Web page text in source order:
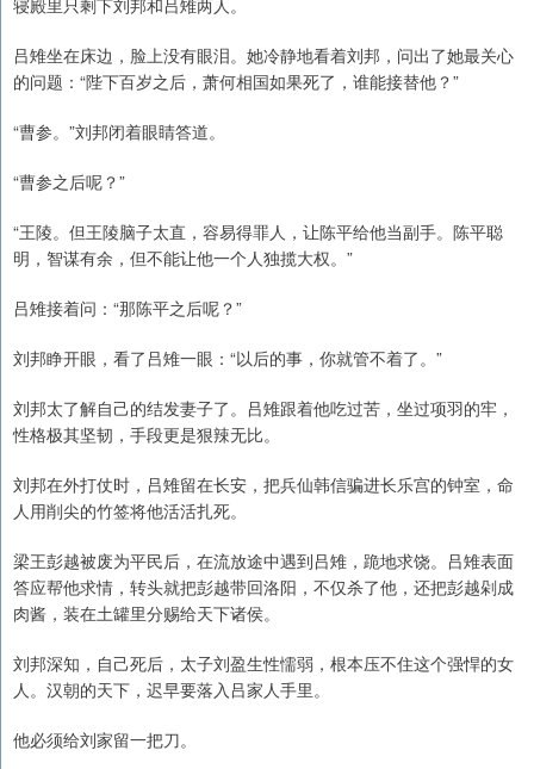
寝殿里只剩下刘邦和吕雉两人。
吕雉坐在床边，脸上没有眼泪。她冷静地看着刘邦，问出了她最关心
的问题：“陛下百岁之后，萧何相国如果死了，谁能接替他？”
“曹参。”刘邦闭着眼睛答道。
“曹参之后呢？”
“王陵。但王陵脑子太直，容易得罪人，让陈平给他当副手。陈平聪
明，智谋有余，但不能让他一个人独揽大权。”
吕雉接着问：“那陈平之后呢？”
刘邦睁开眼，看了吕雉一眼：“以后的事，你就管不着了。”
刘邦太了解自己的结发妻子了。吕雉跟着他吃过苦，坐过项羽的牢，
性格极其坚韧，手段更是狠辣无比。
刘邦在外打仗时，吕雉留在长安，把兵仙韩信骗进长乐宫的钟室，命
人用削尖的竹签将他活活扎死。
梁王彭越被废为平民后，在流放途中遇到吕雉，跪地求饶。吕雉表面
答应帮他求情，转头就把彭越带回洛阳，不仅杀了他，还把彭越剁成
肉酱，装在土罐里分赐给天下诸侯。
刘邦深知，自己死后，太子刘盈生性懦弱，根本压不住这个强悍的女
人。汉朝的天下，迟早要落入吕家人手里。
他必须给刘家留一把刀。